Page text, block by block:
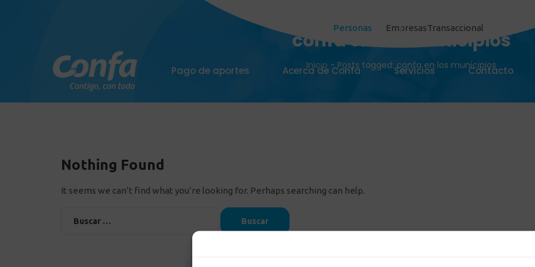
Personas EmpresasTransaccional
Pago de aportes Acerca de Confa Servicios Contacto
confa en los municipios
Inicio -Posts tagged: confa en los municipios
Nothing Found
It seems we can’t find what you’re looking for. Perhaps searching can help.